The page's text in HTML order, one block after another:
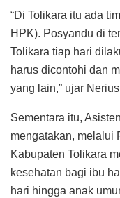
“Di Tolikara itu ada
HPK). Posyandu di
Tolikara tiap hari
harus dicontohi dan
yang lain,” ujar
Sementara itu,
mengatakan, melalui
Kabupaten Tolikara
kesehatan bagi ibu
hari hingga anak